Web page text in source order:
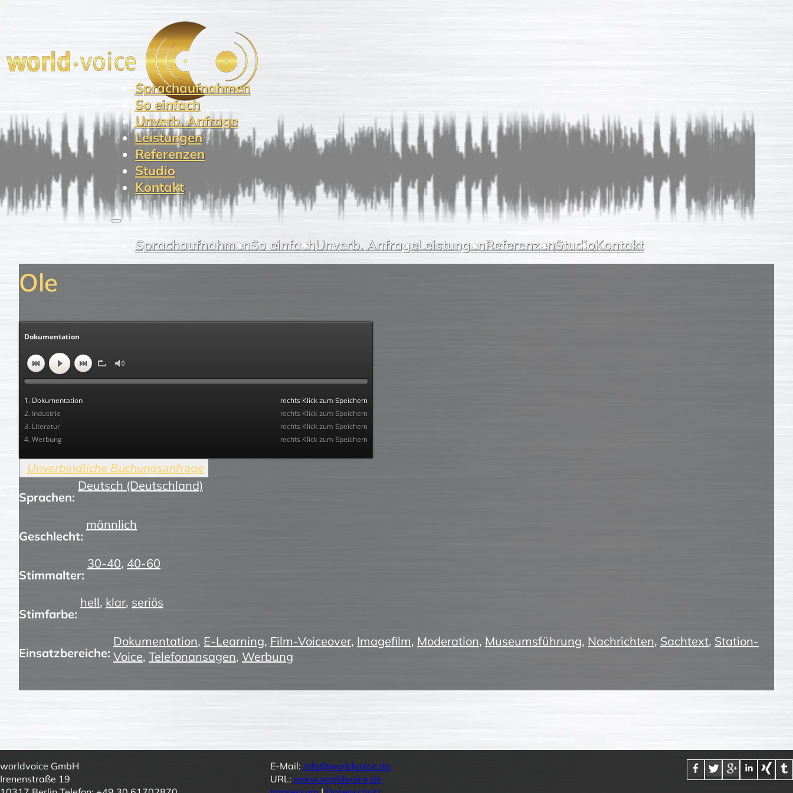
Sprachaufnahmen
So einfach
Unverb. Anfrage
Leistungen
Referenzen
Studio
Kontakt
SprachaufnahmenSo einfachUnverb. AnfrageLeistungenReferenzenStudioKontakt
Kontakt
Ole
Dokumentation
1. Dokumentation rechts Klick zum Speichern
2. Industrie rechts Klick zum Speichern
3. Literatur rechts Klick zum Speichern
4. Werbung rechts Klick zum Speichern
Sprachen:
Deutsch (Deutschland)
Geschlecht:
männlich
Stimmalter:
30-40, 40-60
Stimfarbe:
hell, klar, seriös
Einsatzbereiche:
Dokumentation, E-Learning, Film-Voiceover, Imagefilm, Moderation, Museumsführung, Nachrichten, Sachtext, Station-
Voice, Telefonansagen, Werbung
worldvoice GmbH
Irenenstraße 19
E-Mail: info@worldvoice.de
URL: www.worldvoice.de